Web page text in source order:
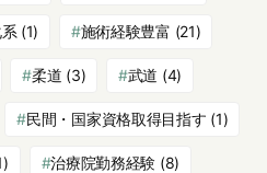
(1) 施術経験豊富 (21)
柔道 (3) 武道 (4)
民間・国家資格取得目指す (1)
治療院勤務経験 (8)